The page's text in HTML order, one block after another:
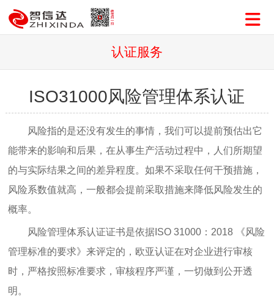
认证服务
ISO31000风险管理体系认证
风险指的是还没有发生的事情，我们可以提前预估出它
能带来的影响和后果，在从事生产活动过程中，人们所期望
的与实际结果之间的差异程度。如果不采取任何干预措施，
风险系数值就高，一般都会提前采取措施来降低风险发生的
概率。
风险管理体系认证证书是依据ISO 31000：2018 《风险
管理标准的要求》来评定的，欧亚认证在对企业进行审核
时，严格按照标准要求，审核程序严谨，一切做到公开透
明。